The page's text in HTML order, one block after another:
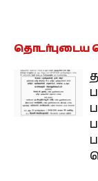
தொடர்புடைய